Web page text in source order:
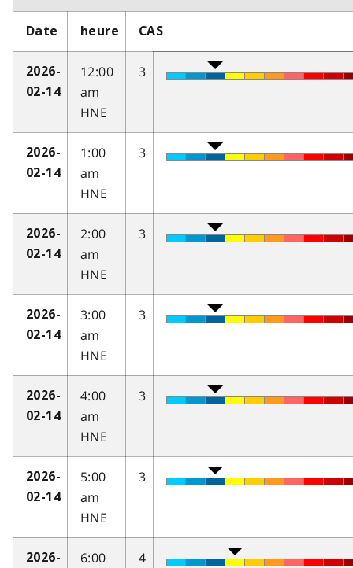
Date heure CAS
2026-
02-14
12:00
am
HNE
3
2026-
02-14
1:00
am
HNE
3
2026-
02-14
2:00
am
HNE
3
2026-
02-14
3:00
am
HNE
3
2026-
02-14
4:00
am
HNE
3
2026-
02-14
5:00
am
HNE
3
2026-
6:00
4